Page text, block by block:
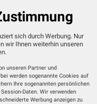
Z90A, Z85A,
unbegrenzte Anzahl
deren
sich durch Werbung. Nur
wir Ihnen weiterhin unseren
unseren Partner und
werden sogenannte Cookies auf
Ihre sogenannten persönlichen
Daten. Wir verwenden
Werbung anzeigen zu